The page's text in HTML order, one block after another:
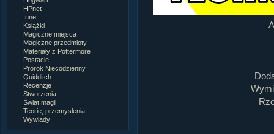
HPnet
Inne
Książki
Magiczne miejsca
Magiczne przedmioty
Materiały z Pottermore
Postacie
Prorok Niecodzienny
Quidditch
Recenzje
Stworzenia
Świat magii
Teorie, przemyslenia
Wywiady